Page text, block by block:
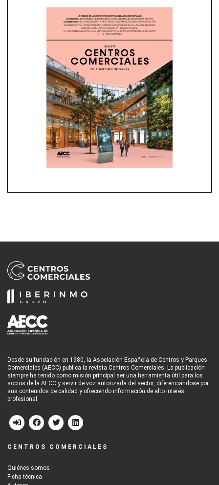
Desde su fundación en 1980, la Asociación Española de Centros y Parques
Comerciales (AECC) publica la revista Centros Comerciales. La publicación
siempre ha tenido como misión principal ser una herramienta útil para los
socios de la AECC y servir de voz autorizada del sector, diferenciándose por
sus contenidos de calidad y ofreciendo información de alto interés
profesional.
CENTROS COMERCIALES
Quiénes somos
Ficha técnica